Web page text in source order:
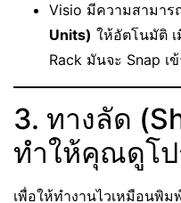
Visio มีความสามา
Units) ให้อัตโนมัติ
Rack มันจะ Snap เ
3. ทางลัด
ทำให้คุณดูโ
เพื่อให้ทำงานไวเหมือนพิ